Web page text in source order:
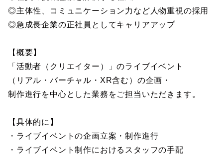
◎主体性、コミュニケーション力など人物重視の採用
◎急成長企業の正社員としてキャリアアップ
【概要】
「活動者（クリエイター）」のライブイベント
（リアル・バーチャル・XR含む）の企画・
制作進行を中心とした業務をご担当いただきます。
【具体的に】
・ライブイベントの企画立案・制作進行
・ライブイベント制作におけるスタッフの手配